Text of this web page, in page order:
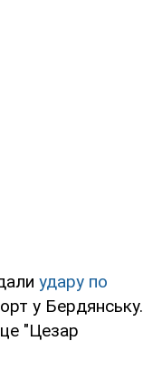
удару по
у Бердянську.
"Цезар